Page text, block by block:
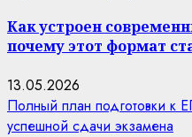
Как устроен
почему этот формат
13.05.2026
Полный план подготовки к
успешной сдачи экзамена